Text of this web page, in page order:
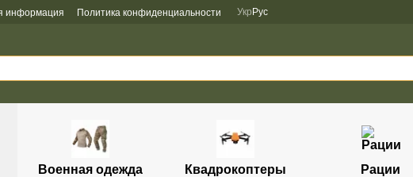
информация Политика конфиденциальности Укр Рус
Военная одежда Квадрокоптеры Рации